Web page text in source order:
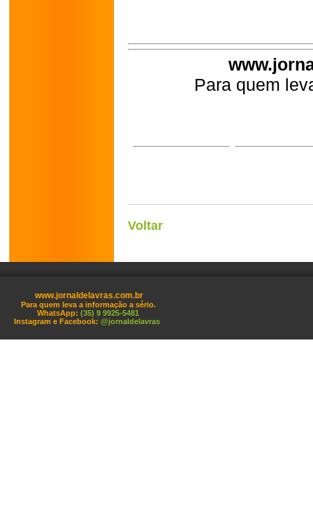
Para quem
Voltar
www.jornaldelavras.com.br
Para quem leva a informação a sério.
WhatsApp: (35) 9 9925-5481
Instagram e Facebook: @jornaldelavras